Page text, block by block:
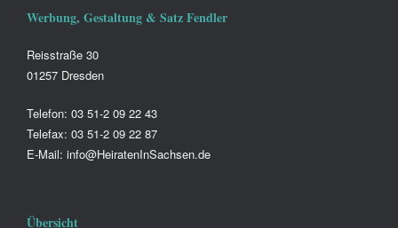
Werbung, Gestaltung & Satz Fendler
Reisstraße 30
01257 Dresden
Telefon: 03 51-2 09 22 43
Telefax: 03 51-2 09 22 87
E-Mail: info@HeiratenInSachsen.de
Übersicht